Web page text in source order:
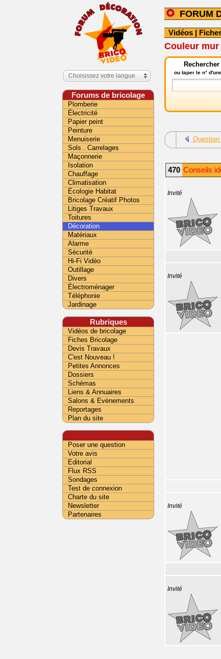
FORUM
Vidéos |
Couleur
ou taper le n°
470 Conseils
Invité
Invité
Invité
Invité
Choisissez votre langue
Forums de bricolage
Plomberie
Électricité
Papier peint
Peinture
Menuiserie
Sols . Carrelages
Maçonnerie
Isolation
Chauffage
Climatisation
Écologie Habitat
Bricolage Créatif Photos
Litiges Travaux
Toitures
Décoration
Matériaux
Alarme
Sécurité
Hi-Fi Vidéo
Outillage
Divers
Électroménager
Téléphonie
Jardinage
Rubriques
Vidéos de bricolage
Fiches Bricolage
Devis Travaux
C'est Nouveau !
Petites Annonces
Dossiers
Schémas
Liens & Annuaires
Salons & Evènements
Reportages
Plan du site
Poser une question
Votre avis
Editorial
Flux RSS
Sondages
Test de connexion
Charte du site
Newsletter
Partenaires